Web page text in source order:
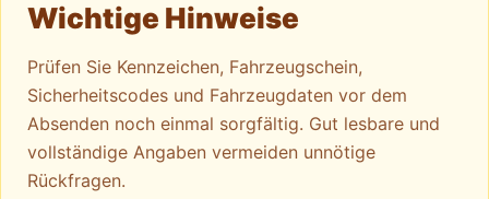
Wichtige Hinweise
Prüfen Sie Kennzeichen, Fahrzeugschein,
Sicherheitscodes und Fahrzeugdaten vor dem
Absenden noch einmal sorgfältig. Gut lesbare und
vollständige Angaben vermeiden unnötige
Rückfragen.